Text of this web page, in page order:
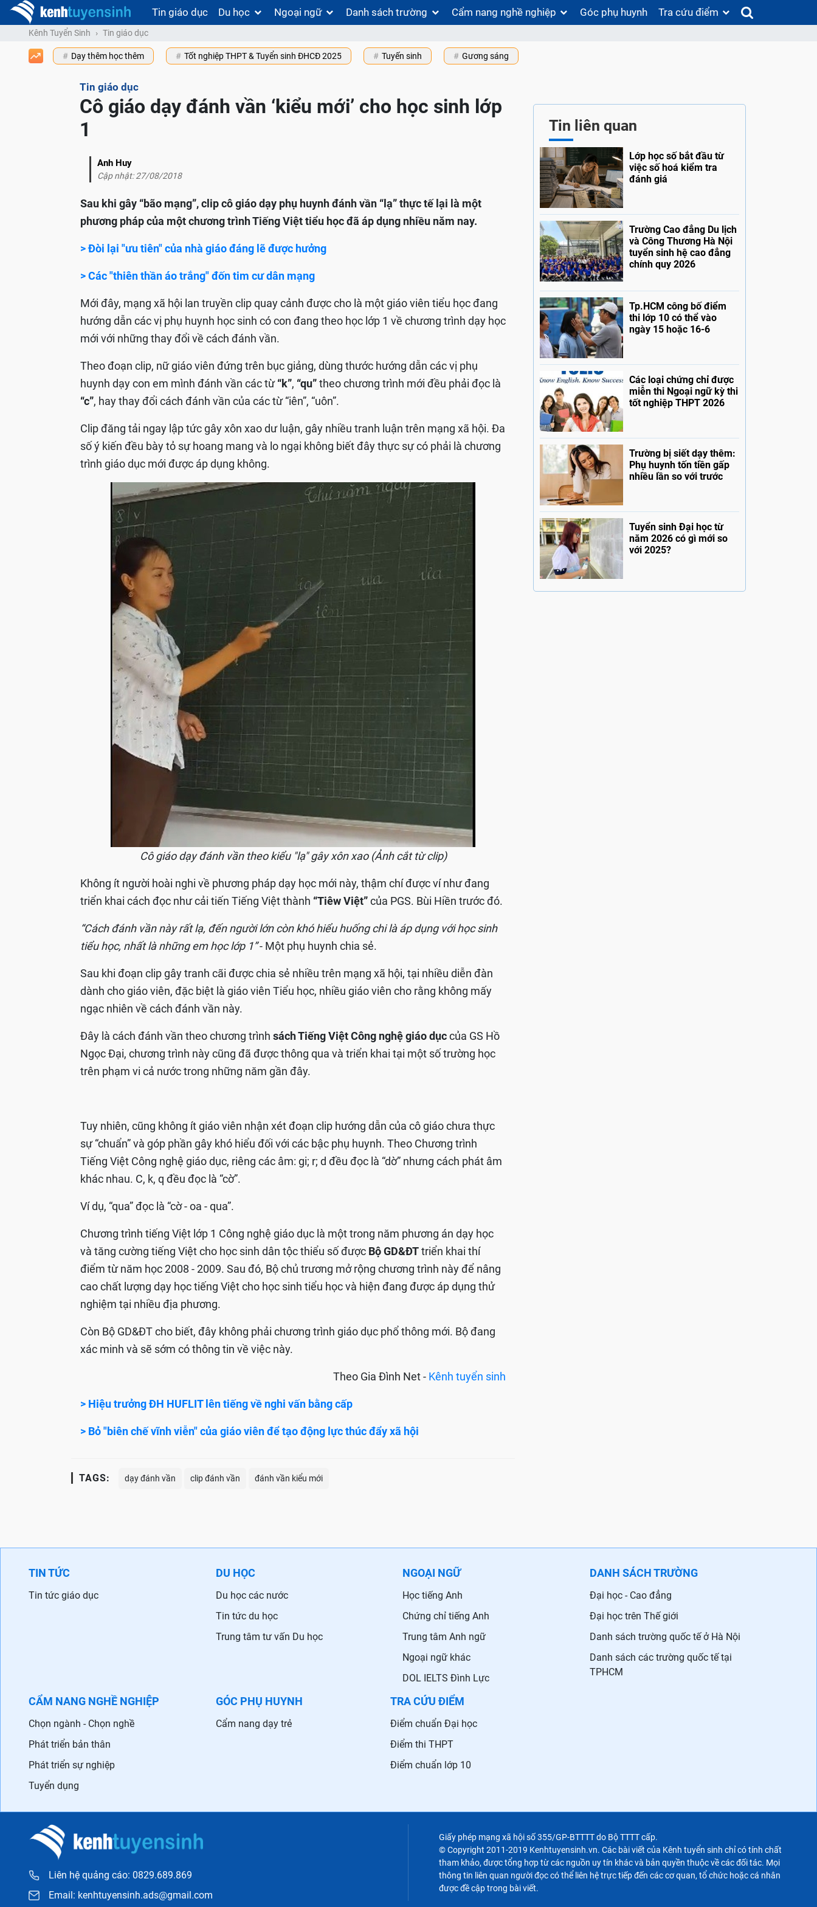
Tin giáo dục Du học Ngoại ngữ Danh sách trường Cẩm nang nghề nghiệp Góc phụ huynh Tra cứu điểm
Kênh Tuyển Sinh Tin giáo dục
Dạy thêm học thêm Tốt nghiệp THPT & Tuyển sinh ĐHCĐ 2025 Tuyến sinh Gương sáng
Tin giáo dục
Cô giáo dạy đánh vần ‘kiểu mới’ cho học sinh lớp
1
Anh Huy
Cập nhật: 27/08/2018
Sau khi gây “bão mạng”, clip cô giáo dạy phụ huynh đánh vần “lạ” thực tế lại là một
phương pháp của một chương trình Tiếng Việt tiểu học đã áp dụng nhiều năm nay.
> Đòi lại "ưu tiên" của nhà giáo đáng lẽ được hưởng
> Các "thiên thần áo trắng" đốn tim cư dân mạng
Mới đây, mạng xã hội lan truyền clip quay cảnh được cho là một giáo viên tiểu học đang
hướng dẫn các vị phụ huynh học sinh có con đang theo học lớp 1 về chương trình dạy học
mới với những thay đổi về cách đánh vần.
Theo đoạn clip, nữ giáo viên đứng trên bục giảng, dùng thước hướng dẫn các vị phụ
huynh dạy con em mình đánh vần các từ“k”, “qu”theo chương trình mới đều phải đọc là
“c”, hay thay đổi cách đánh vần của các từ “iên”, “uôn”.
Clip đăng tải ngay lập tức gây xôn xao dư luận, gây nhiều tranh luận trên mạng xã hội. Đa
số ý kiến đều bày tỏ sự hoang mang và lo ngại không biết đây thực sự có phải là chương
trình giáo dục mới được áp dụng không.
Cô giáo dạy đánh vần theo kiểu "lạ" gây xôn xao (Ảnh cắt từ clip)
Không ít người hoài nghi về phương pháp dạy học mới này, thậm chí được ví như đang
triển khai cách đọc như cải tiến Tiếng Việt thành “Tiêw Việt”của PGS. Bùi Hiền trước đó.
“Cách đánh vần này rất lạ, đến người lớn còn khó hiểu huống chi là áp dụng với học sinh
tiểu học, nhất là những em học lớp 1”- Một phụ huynh chia sẻ.
Sau khi đoạn clip gây tranh cãi được chia sẻ nhiều trên mạng xã hội, tại nhiều diễn đàn
dành cho giáo viên, đặc biệt là giáo viên Tiểu học, nhiều giáo viên cho rằng không mấy
ngạc nhiên về cách đánh vần này.
Đây là cách đánh vần theo chương trình sách Tiếng Việt Công nghệ giáo dụccủa GS Hồ
Ngọc Đại, chương trình này cũng đã được thông qua và triển khai tại một số trường học
trên phạm vi cả nước trong những năm gần đây.
Tuy nhiên, cũng không ít giáo viên nhận xét đoạn clip hướng dẫn của cô giáo chưa thực
sự “chuẩn” và góp phần gây khó hiểu đối với các bậc phụ huynh. Theo Chương trình
Tiếng Việt Công nghệ giáo dục, riêng các âm: gi; r; d đều đọc là “dờ” nhưng cách phát âm
khác nhau. C, k, q đều đọc là “cờ”.
Ví dụ, “qua” đọc là “cờ - oa - qua”.
Chương trình tiếng Việt lớp 1 Công nghệ giáo dục là một trong năm phương án dạy học
và tăng cường tiếng Việt cho học sinh dân tộc thiểu số được Bộ GD&ĐTtriển khai thí
điểm từ năm học 2008 - 2009. Sau đó, Bộ chủ trương mở rộng chương trình này để nâng
cao chất lượng dạy học tiếng Việt cho học sinh tiểu học và hiện đang được áp dụng thử
nghiệm tại nhiều địa phương.
Còn Bộ GD&ĐT cho biết, đây không phải chương trình giáo dục phổ thông mới. Bộ đang
xác minh và sẽ sớm có thông tin về việc này.
Theo Gia Đình Net - Kênh tuyển sinh
> Hiệu trưởng ĐH HUFLIT lên tiếng về nghi vấn bằng cấp
> Bỏ "biên chế vĩnh viễn" của giáo viên để tạo động lực thúc đẩy xã hội
TAGS: dạy đánh vần clip đánh vần đánh vần kiểu mới
Tin liên quan
Lớp học số bắt đầu từ
việc số hoá kiểm tra
đánh giá
Trường Cao đẳng Du lịch
và Công Thương Hà Nội
tuyển sinh hệ cao đẳng
chính quy 2026
Tp.HCM công bố điểm
thi lớp 10 có thể vào
ngày 15 hoặc 16-6
Các loại chứng chỉ được
miễn thi Ngoại ngữ kỳ thi
tốt nghiệp THPT 2026
Trường bị siết dạy thêm:
Phụ huynh tốn tiền gấp
nhiều lần so với trước
Tuyển sinh Đại học từ
năm 2026 có gì mới so
với 2025?
TIN TỨC
Tin tức giáo dục
DU HỌC
Du học các nước
Tin tức du học
Trung tâm tư vấn Du học
NGOẠI NGỮ
Học tiếng Anh
Chứng chỉ tiếng Anh
Trung tâm Anh ngữ
Ngoại ngữ khác
DOL IELTS Đình Lực
DANH SÁCH TRƯỜNG
Đại học - Cao đẳng
Đại học trên Thế giới
Danh sách trường quốc tế ở Hà Nội
Danh sách các trường quốc tế tại
TPHCM
CẨM NANG NGHỀ NGHIỆP
Chọn ngành - Chọn nghề
Phát triển bản thân
Phát triển sự nghiệp
Tuyển dụng
GÓC PHỤ HUYNH
Cẩm nang dạy trẻ
TRA CỨU ĐIỂM
Điểm chuẩn Đại học
Điểm thi THPT
Điểm chuẩn lớp 10
Liên hệ quảng cáo: 0829.689.869
Email: kenhtuyensinh.ads@gmail.com
Giấy phép mạng xã hội số 355/GP-BTTTT do Bộ TTTT cấp.
© Copyright 2011-2019 Kenhtuyensinh.vn. Các bài viết của Kênh tuyển sinh chỉ có tính chất
tham khảo, được tổng hợp từ các nguồn uy tín khác và bản quyền thuộc về các đối tác. Mọi
thông tin liên quan người đọc có thể liên hệ trực tiếp đến các cơ quan, tổ chức hoặc cá nhân
được đề cập trong bài viết.